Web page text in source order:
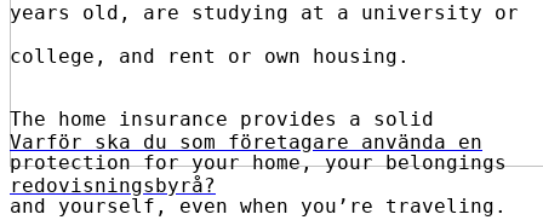
Varför ska du som företagare använda en
redovisningsbyrå?
years old, are studying at a university or
college, and rent or own housing.
The home insurance provides a solid
protection for your home, your belongings
and yourself, even when you’re traveling.